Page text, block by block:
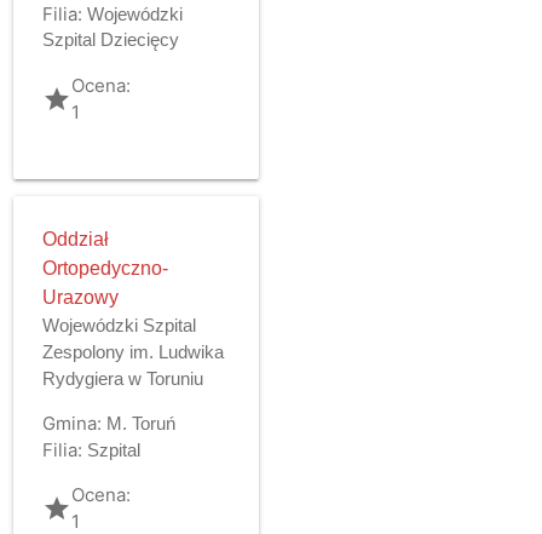
Filia: Wojewódzki
Szpital Dziecięcy
gradeOcena:
1
Oddział
Ortopedyczno-
Urazowy
Wojewódzki Szpital
Zespolony im. Ludwika
Rydygiera w Toruniu
Gmina: M. Toruń
Filia: Szpital
gradeOcena:
1